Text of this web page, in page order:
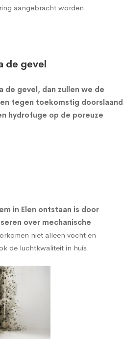
aangebracht worden.
de gevel
de gevel, dan zullen we de
tegen toekomstig doorslaand
hydrofuge op de poreuze
in Elen ontstaan is door
over mechanische
niet alleen vocht en
de luchtkwaliteit in huis.